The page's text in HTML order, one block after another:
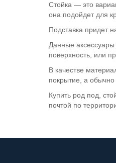
Стойка — это
она подойдет для
Подставка придет
Данные
поверхность, или
В качестве
покрытие, а
Купить род под,
почтой по